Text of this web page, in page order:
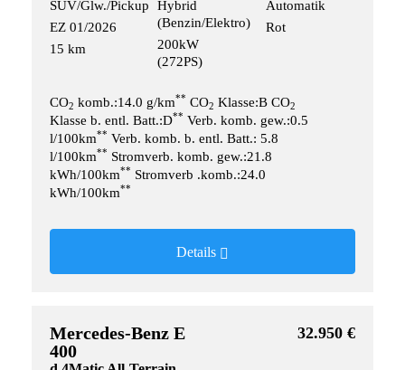
SUV/Glw./Pickup
EZ 01/2026
15 km
Hybrid
(Benzin/Elektro)
200kW
(272PS)
Automatik
Rot
CO2 komb.:14.0 g/km** CO2 Klasse:B CO2
Klasse b. entl. Batt.:D** Verb. komb. gew.:0.5
l/100km** Verb. komb. b. entl. Batt.: 5.8
l/100km** Stromverb. komb. gew.:21.8
kWh/100km** Stromverb .komb.:24.0
kWh/100km**
Details
Mercedes-Benz E
400
32.950 €